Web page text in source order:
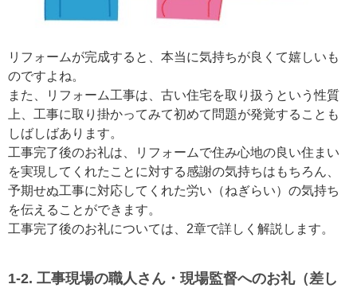
リフォームが完成すると、本当に気持ちが良くて嬉しいも
のですよね。
また、リフォーム工事は、古い住宅を取り扱うという性質
上、工事に取り掛かってみて初めて問題が発覚することも
しばしばあります。
工事完了後のお礼は、リフォームで住み心地の良い住まい
を実現してくれたことに対する感謝の気持ちはもちろん、
予期せぬ工事に対応してくれた労い（ねぎらい）の気持ち
を伝えることができます。
工事完了後のお礼については、2章で詳しく解説します。
1-2. 工事現場の職人さん・現場監督へのお礼（差し